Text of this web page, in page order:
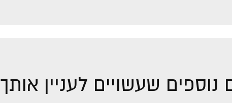
נוספים שעשויים לעניין אותך